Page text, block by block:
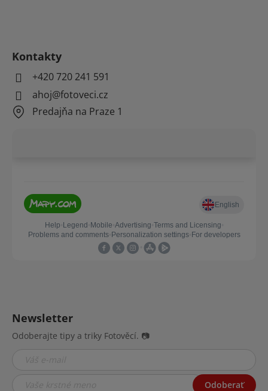
Kontakty
+420 720 241 591
ahoj@fotoveci.cz
Predajňa na Praze 1
Newsletter
Odoberajte tipy a triky Fotověcí. 📷
Odoberať